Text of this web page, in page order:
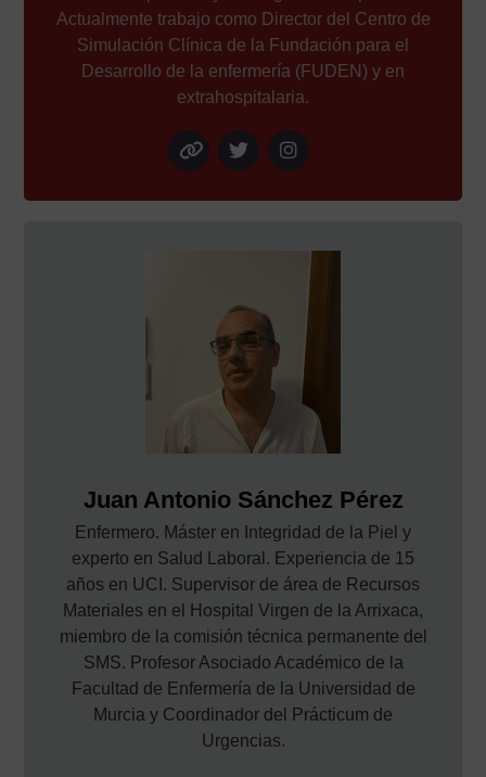
Actualmente trabajo como Director del Centro de
Simulación Clínica de la Fundación para el
Desarrollo de la enfermería (FUDEN) y en
extrahospitalaria.
Juan Antonio Sánchez Pérez
Enfermero. Máster en Integridad de la Piel y
experto en Salud Laboral. Experiencia de 15
años en UCI. Supervisor de área de Recursos
Materiales en el Hospital Virgen de la Arrixaca,
miembro de la comisión técnica permanente del
SMS. Profesor Asociado Académico de la
Facultad de Enfermería de la Universidad de
Murcia y Coordinador del Prácticum de
Urgencias.